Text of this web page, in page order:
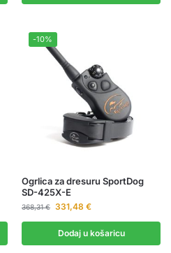
-10%
Ogrlica za dresuru SportDog
SD-425X-E
368,31€ 331,48 €
Dodaj u košaricu